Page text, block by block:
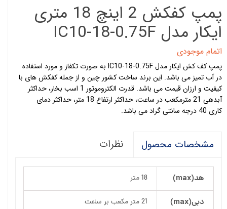
پمپ کفکش 2 اینچ 18 متری
ایکار مدل IC10-18-0.75F
اتمام موجودی
پمپ کف کش ایکار مدل IC10-18-0.75F
به صورت تکفاز و مورد استفاده
در آب تمیز می باشد. این برند ساخت کشور چین و از جمله کفکش های با
کیفیت و ارزان قیمت می باشد. قدرت الکتروموتور 1 اسب بخار، حداکثر
آبدهی 21 مترمکعب در ساعت، حداکثر ارتفاع 18 متر، حداکثر دمای
کاری 40 درجه سانتی گراد می باشد.
مشخصات محصول نظرات
هد(max) 18 متر
دبی(max) 21 متر مکعب بر ساعت